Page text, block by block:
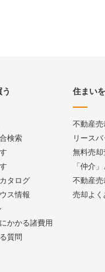
検索
タログ
ス情報
かかる諸費用
質問
住まい
不動産売
リースバ
無料売却
「仲介
不動産売
売却よく